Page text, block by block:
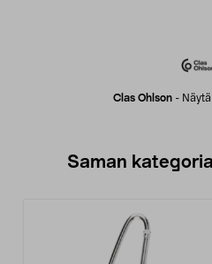
Clas Ohlson -
Saman